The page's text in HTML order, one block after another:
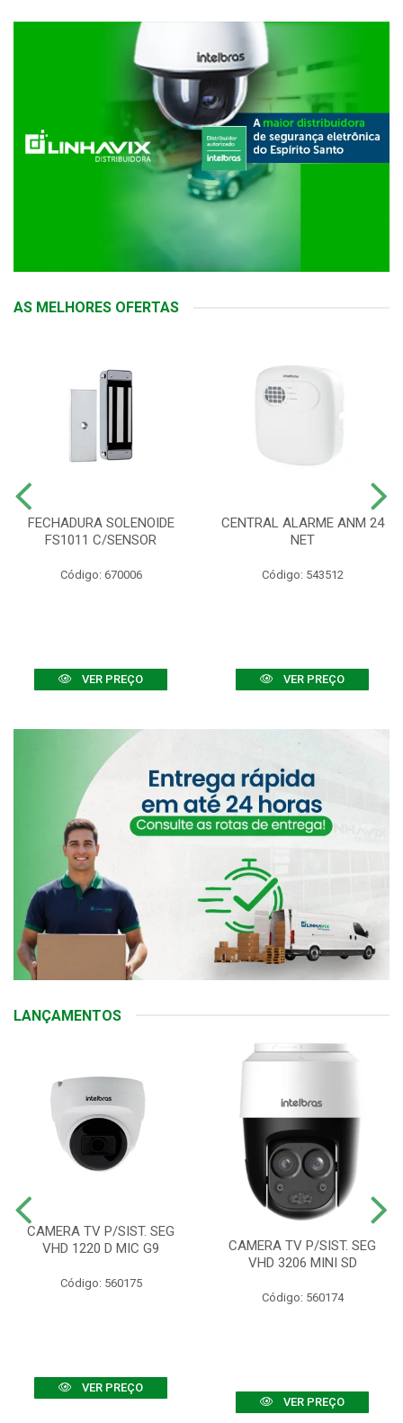
AS MELHORES OFERTAS
FECHADURA SOLENOIDE
FS1011 C/SENSOR
Código: 670006
VER PREÇO
CENTRAL ALARME ANM 24
NET
Código: 543512
VER PREÇO
LANÇAMENTOS
CAMERA TV P/SIST. SEG
VHD 1220 D MIC G9
Código: 560175
VER PREÇO
CAMERA TV P/SIST. SEG
VHD 3206 MINI SD
Código: 560174
VER PREÇO